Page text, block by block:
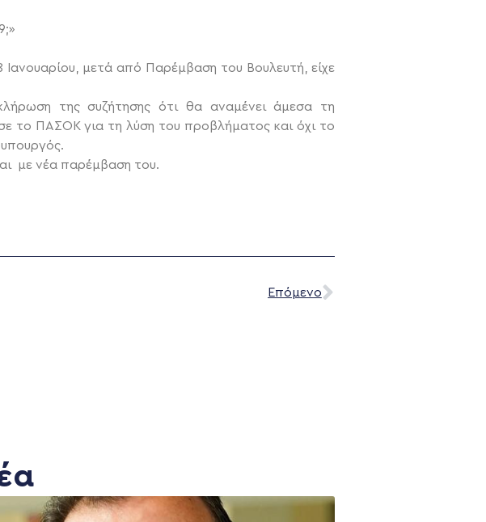
Ιανουαρίου, μετά από Παρέμβαση του Βουλευτή, είχε
της συζήτησης ότι θα αναμένει άμεσα τη
το ΠΑΣΟΚ για τη λύση του προβλήματος και όχι το
με νέα παρέμβαση του.
Επόμενο